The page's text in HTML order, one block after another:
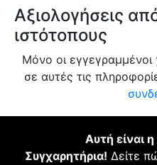
Αξιολογήσεις
ιστότοπους
Μόνο οι
σε αυτές τις
Αυτή είναι
Συγχαρητήρια! Δείτε